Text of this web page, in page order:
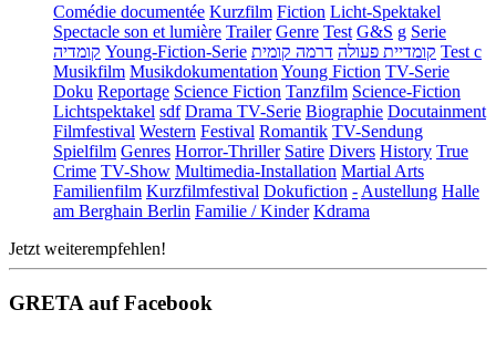
Comédie documentée Kurzfilm Fiction Licht-Spektakel
Spectacle son et lumière Trailer Genre Test G&S g Serie
קומדיה Young-Fiction-Serie קומדיית פעולה דרמה קומית
Test c
Musikfilm Musikdokumentation Young Fiction TV-Serie
Doku Reportage Science Fiction Tanzfilm Science-Fiction
Lichtspektakel sdf Drama TV-Serie Biographie Docutainment
Filmfestival Western Festival Romantik TV-Sendung
Spielfilm Genres Horror-Thriller Satire Divers History True
Crime TV-Show Multimedia-Installation Martial Arts
Familienfilm Kurzfilmfestival Dokufiction - Austellung Halle
am Berghain Berlin Familie / Kinder Kdrama
Jetzt weiterempfehlen!
GRETA auf Facebook